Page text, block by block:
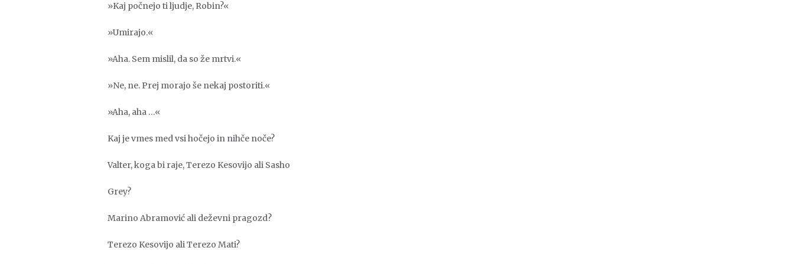
»Kaj počnejo ti ljudje, Robin?«
»Umirajo.«
»Aha. Sem mislil, da so že mrtvi.«
»Ne, ne. Prej morajo še nekaj postoriti.«
»Aha, aha …«
Kaj je vmes med vsi hočejo in nihče noče?
Valter, koga bi raje, Terezo Kesovijo ali Sasho
Grey?
Marino Abramović ali deževni pragozd?
Terezo Kesovijo ali Terezo Mati?